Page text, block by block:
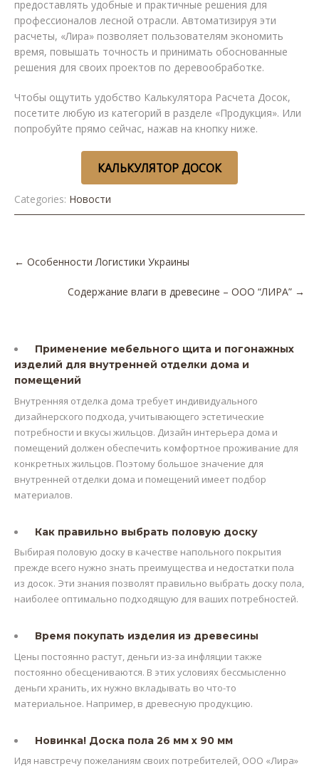
предоставлять удобные и практичные решения для
профессионалов лесной отрасли. Автоматизируя эти
расчеты, «Лира» позволяет пользователям экономить
время, повышать точность и принимать обоснованные
решения для своих проектов по деревообработке.
Чтобы ощутить удобство Калькулятора Расчета Досок,
посетите любую из категорий в разделе «Продукция». Или
попробуйте прямо сейчас, нажав на кнопку ниже.
КАЛЬКУЛЯТОР ДОСОК
Categories: Новости
navigation
← Особенности Логистики Украины
Содержание влаги в древесине – ООО “ЛИРА” →
Применение мебельного щита и погонажных
изделий для внутренней отделки дома и
помещений
Внутренняя отделка дома требует индивидуального
дизайнерского подхода, учитывающего эстетические
потребности и вкусы жильцов. Дизайн интерьера дома и
помещений должен обеспечить комфортное проживание для
конкретных жильцов. Поэтому большое значение для
внутренней отделки дома и помещений имеет подбор
материалов.
Как правильно выбрать половую доску
Выбирая половую доску в качестве напольного покрытия
прежде всего нужно знать преимущества и недостатки пола
из досок. Эти знания позволят правильно выбрать доску пола,
наиболее оптимально подходящую для ваших потребностей.
Время покупать изделия из древесины
Цены постоянно растут, деньги из-за инфляции также
постоянно обесцениваются. В этих условиях бессмысленно
деньги хранить, их нужно вкладывать во что-то
материальное. Например, в древесную продукцию.
Новинка! Доска пола 26 мм х 90 мм
Идя навстречу пожеланиям своих потребителей, ООО «Лира»